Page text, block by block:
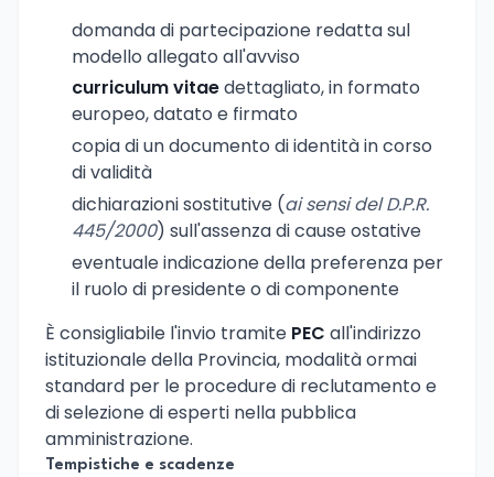
domanda di partecipazione redatta sul
modello allegato all'avviso
curriculum vitaedettagliato, in formato
europeo, datato e firmato
copia di un documento di identità in corso
di validità
dichiarazioni sostitutive (ai sensi del D.P.R.
445/2000) sull'assenza di cause ostative
eventuale indicazione della preferenza per
il ruolo di presidente o di componente
È consigliabile l'invio tramite PEC all'indirizzo
istituzionale della Provincia, modalità ormai
standard per le procedure di reclutamento e
di selezione di esperti nella pubblica
amministrazione.
Tempistiche e scadenze